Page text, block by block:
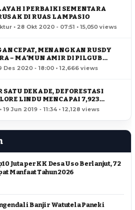
I PERBAIKI SEMENTARA
DI RUAS LAMPASIO
• 28 Okt 2020 - 07:51 • 15,050 views
CEPAT, MENANGKAN RUSDY
– MA’MUN AMIR DI PILGUB
Des 2020 - 18:00 • 12,666 views
SATU DEKADE, DEFORESTASI
LINDU MENCAPAI 7,923
Jun 2019 - 11:34 • 12,128 views
Juta per KK Desa Uso Berlanjut, 72
Manfaat Tahun 2026
Banjir Watutela Paneki